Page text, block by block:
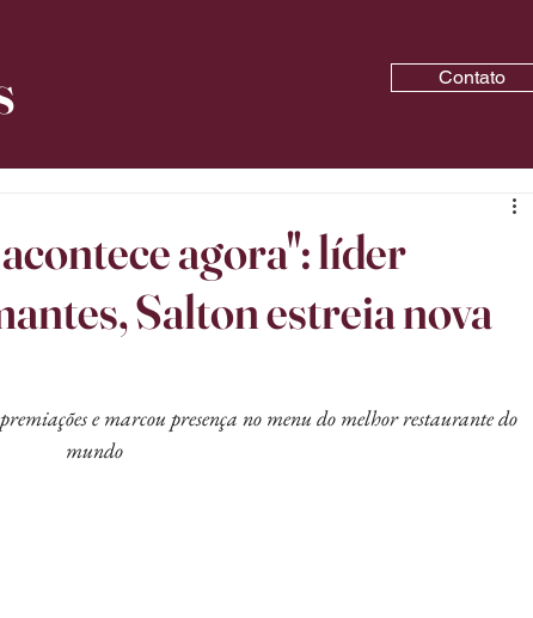
Contato
agora": líder
Salton estreia nova
e marcou presença no menu do melhor restaurante do
mundo